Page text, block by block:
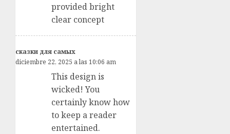
provided bright
clear concept
сказки для самых
diciembre 22, 2025 a las 10:06 am
This design is
wicked! You
certainly know how
to keep a reader
entertained.